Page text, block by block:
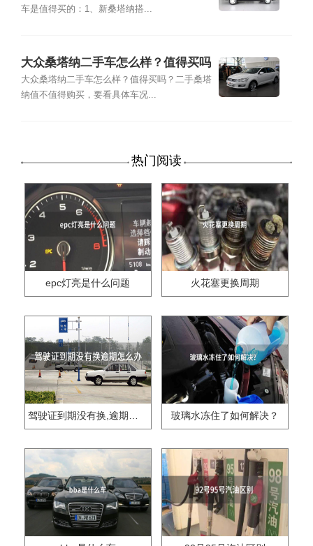
车是值得买的：1、新桑塔纳搭...
大众桑塔纳二手车怎么样？值得买吗
大众桑塔纳二手车怎么样？值得买吗？二手桑塔
纳值不值得购买，要看具体车况...
热门阅读
epc灯亮是什么问题 火花塞更换周期
驾驶证到期没有换,逾期怎么办?? 玻璃水冻住了如何解决？